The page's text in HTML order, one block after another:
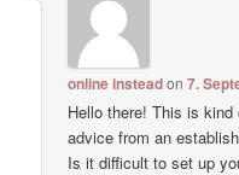
online insteadon7.
Hello there! This is
advice from an
Is it difficult to set up